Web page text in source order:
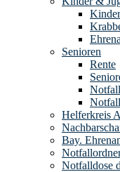
Senioren
Rente
Helferkreis
Bay.
Notfalldose